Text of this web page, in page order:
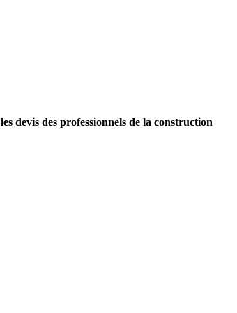
les devis des professionnels de la construction